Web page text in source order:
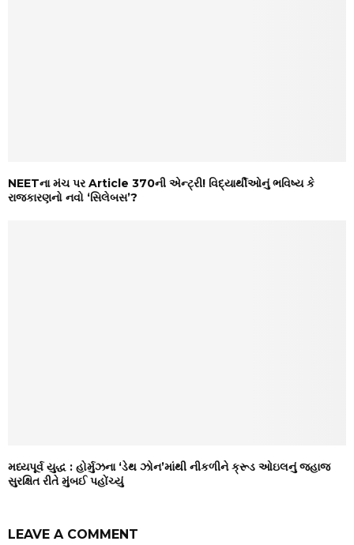
NEETના મંચ પર Article 370ની એન્ટ્રી! વિદ્યાર્થીઓનું ભવિષ્ય કે
રાજકારણનો નવો ‘સિલેબસ’?
મધ્યપૂર્વ યુદ્ધ : હોર્મુઝના ‘ડેથ ઝોન’માંથી નીકળીને ક્રૂડ ઓઇલનું જહાજ
સુરક્ષિત રીતે મુંબઈ પહોંચ્યું
LEAVE A COMMENT